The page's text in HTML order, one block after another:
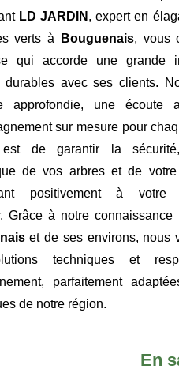
LD JARDIN , expert en
verts à
Bouguenais, vous
qui accorde une grande
durables avec ses clients.
approfondie, une écoute
sur mesure pour
est de garantir la
de vos arbres et de
positivement à votre
Grâce à notre connaissance
et de ses environs, nous
techniques et
parfaitement
de notre région.
En